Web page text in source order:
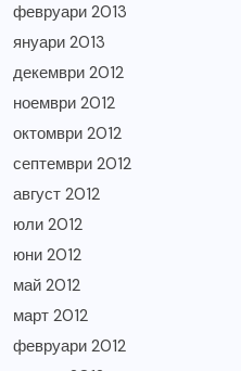
февруари 2013
януари 2013
декември 2012
ноември 2012
октомври 2012
септември 2012
август 2012
юли 2012
юни 2012
май 2012
март 2012
февруари 2012